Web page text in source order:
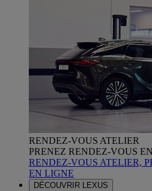
RENDEZ-VOUS ATELIER
PRENEZ RENDEZ-VOUS
RENDEZ-VOUS ATELIER,
EN LIGNE
DÉCOUVRIR LEXUS